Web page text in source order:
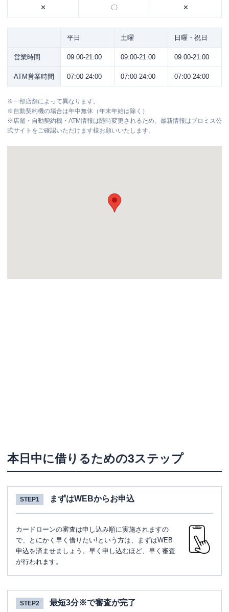
✕ 〇 ✕
平日 土曜 日曜・祝日
営業時間 09:00-21:00 09:00-21:00 09:00-21:00
ATM営業時間 07:00-24:00 07:00-24:00 07:00-24:00
※一部店舗によって異なります。
※自動契約機の場合は年中無休（年末年始は除く）
※店舗・自動契約機・ATM情報は随時変更されるため、最新情報はプロミス公
式サイトをご確認いただけます様お願いいたします。
本日中に借りるための3ステップ
STEP1 まずはWEBからお申込
カードローンの審査は申し込み順に実施されますの
で、とにかく早く借りたい!という方は、まずはWEB
申込を済ませましょう。早く申し込むほど、早く審査
が行われます。
STEP2 最短3分※で審査が完了